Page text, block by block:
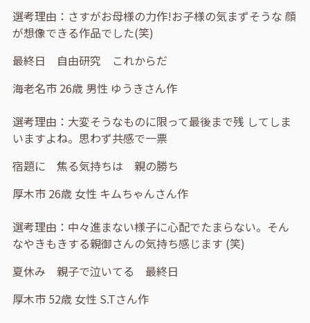
選考理由：さすがお母様の力作!お子様の気まずそうな 顔
が想像できる作品でした(笑)
最終日 自由研究 これからだ
海老名市 26歳 男性 ゆうきさん作
選考理由：大変そうなものに限って最後まで残 してしま
いますよね。思わず共感で一票
宿題に 焦る気持ちは 親の勝ち
厚木市 26歳 女性 キムちゃんさん作
選考理由：中々進まない様子に心配でたまらない。そん
なやきもきする親御さんの気持ち感じます (笑)
夏休み 親子で泣いてる 最終日
厚木市 52歳 女性 S.Tさん作